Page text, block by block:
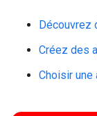
Découvrez
Créez des
Choisir une